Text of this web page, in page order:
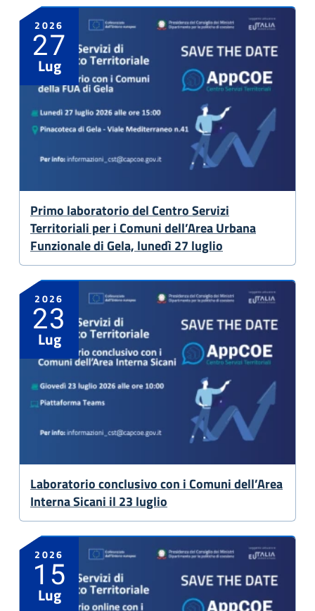
2026
27
Lug
Primo laboratorio del Centro Servizi
Territoriali per i Comuni dell’Area Urbana
Funzionale di Gela, lunedì 27 luglio
2026
23
Lug
Laboratorio conclusivo con i Comuni dell’Area
Interna Sicani il 23 luglio
2026
15
Lug